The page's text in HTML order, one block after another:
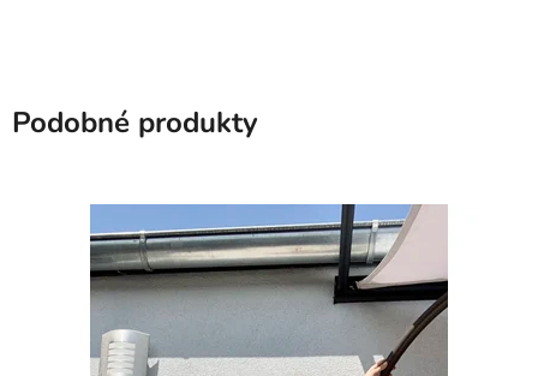
Podobné produkty